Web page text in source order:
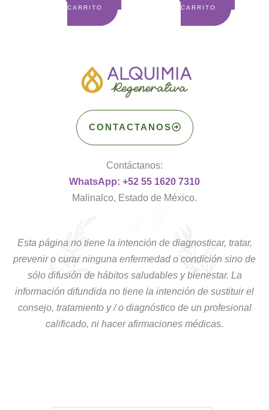
CARRITO CARRITO
CONTACTANOS
Contáctanos:
WhatsApp: +52 55 1620 7310
Malinalco, Estado de México.
Esta página no tiene la intención de diagnosticar, tratar,
prevenir o curar ninguna enfermedad o condición sino de
sólo difusión de hábitos saludables y bienestar. La
información difundida no tiene la intención de sustituir el
consejo, tratamiento y / o diagnóstico de un profesional
calificado, ni hacer afirmaciones médicas.